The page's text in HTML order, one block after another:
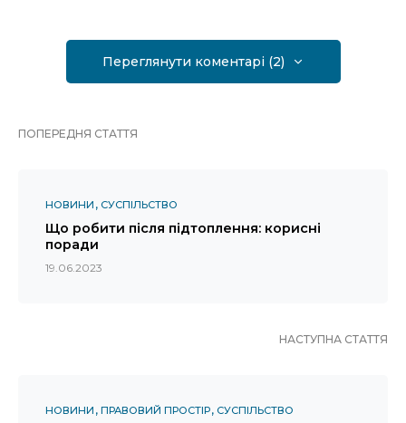
Переглянути коментарі (2)
ПОПЕРЕДНЯ СТАТТЯ
НОВИНИ СУСПІЛЬСТВО
Що робити після підтоплення: корисні
поради
19.06.2023
НАСТУПНА СТАТТЯ
НОВИНИ ПРАВОВИЙ ПРОСТІР СУСПІЛЬСТВО